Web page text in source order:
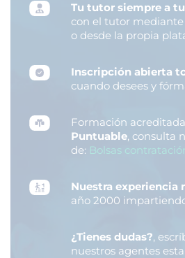
Tu tutor siempre a
con el tutor
o desde la propia
Inscripción abierta
cuando desees y
Formación acreditada
Puntuable, consulta
de: Bolsas
Nuestra experiencia
año 2000
¿Tienes dudas?,
nuestros agentes